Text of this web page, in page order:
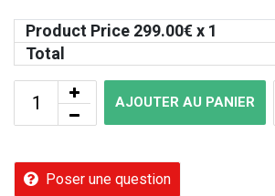
Product Price 299.00€ x 1
Total
AJOUTER AU PANIER
Poser une question